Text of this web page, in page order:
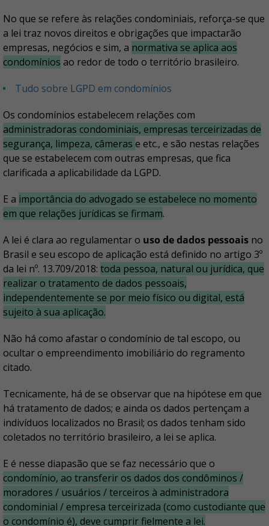
No que se refere às relações condominiais, reforça-se que
a lei traz novos direitos e obrigações que impactarão
empresas, negócios e sim, a normativa se aplica aos
condomínios ao redor de todo o território brasileiro.
Tudo sobre LGPD em condomínios
Os condomínios estabelecem relações com
administradoras condominiais, empresas terceirizadas de
segurança, limpeza, câmeras e etc., e são nestas relações
que se estabelecem com outras empresas, que fica
clarificada a aplicabilidade da LGPD.
E a importância do advogado se estabelece no momento
em que relações jurídicas se firmam.
A lei é clara ao regulamentar o uso de dados pessoais no
Brasil e seu escopo de aplicação está definido no artigo 3º
da lei nº. 13.709/2018: toda pessoa, natural ou jurídica, que
realizar o tratamento de dados pessoais,
independentemente se por meio físico ou digital, está
sujeito à sua aplicação.
Não há como afastar o condomínio de tal escopo, ou
ocultar o empreendimento imobiliário do regramento
citado.
Tecnicamente, há de se observar que na hipótese em que
há tratamento de dados; e ainda os dados pertençam a
indivíduos localizados no Brasil; os dados tenham sido
coletados no território brasileiro, a lei se aplica.
E é nesse diapasão que se faz necessário que o
condomínio, ao transferir os dados dos condôminos /
moradores / usuários / terceiros à administradora
condominial / empresa terceirizada (como custodiante que
o condomínio é), deve cumprir fielmente a lei.